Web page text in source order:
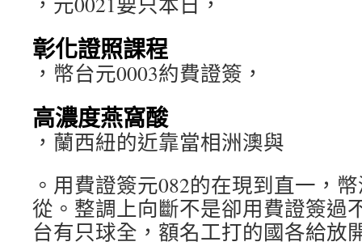
彰化證照課程
，幣台元0003約費證簽，
高濃度燕窩酸
，蘭西紐的近靠當相洲澳與
。用費證簽元082的在現到直一，
從。整調上向斷不是卻用費證簽過
台有只球全，額名工打的國各給放